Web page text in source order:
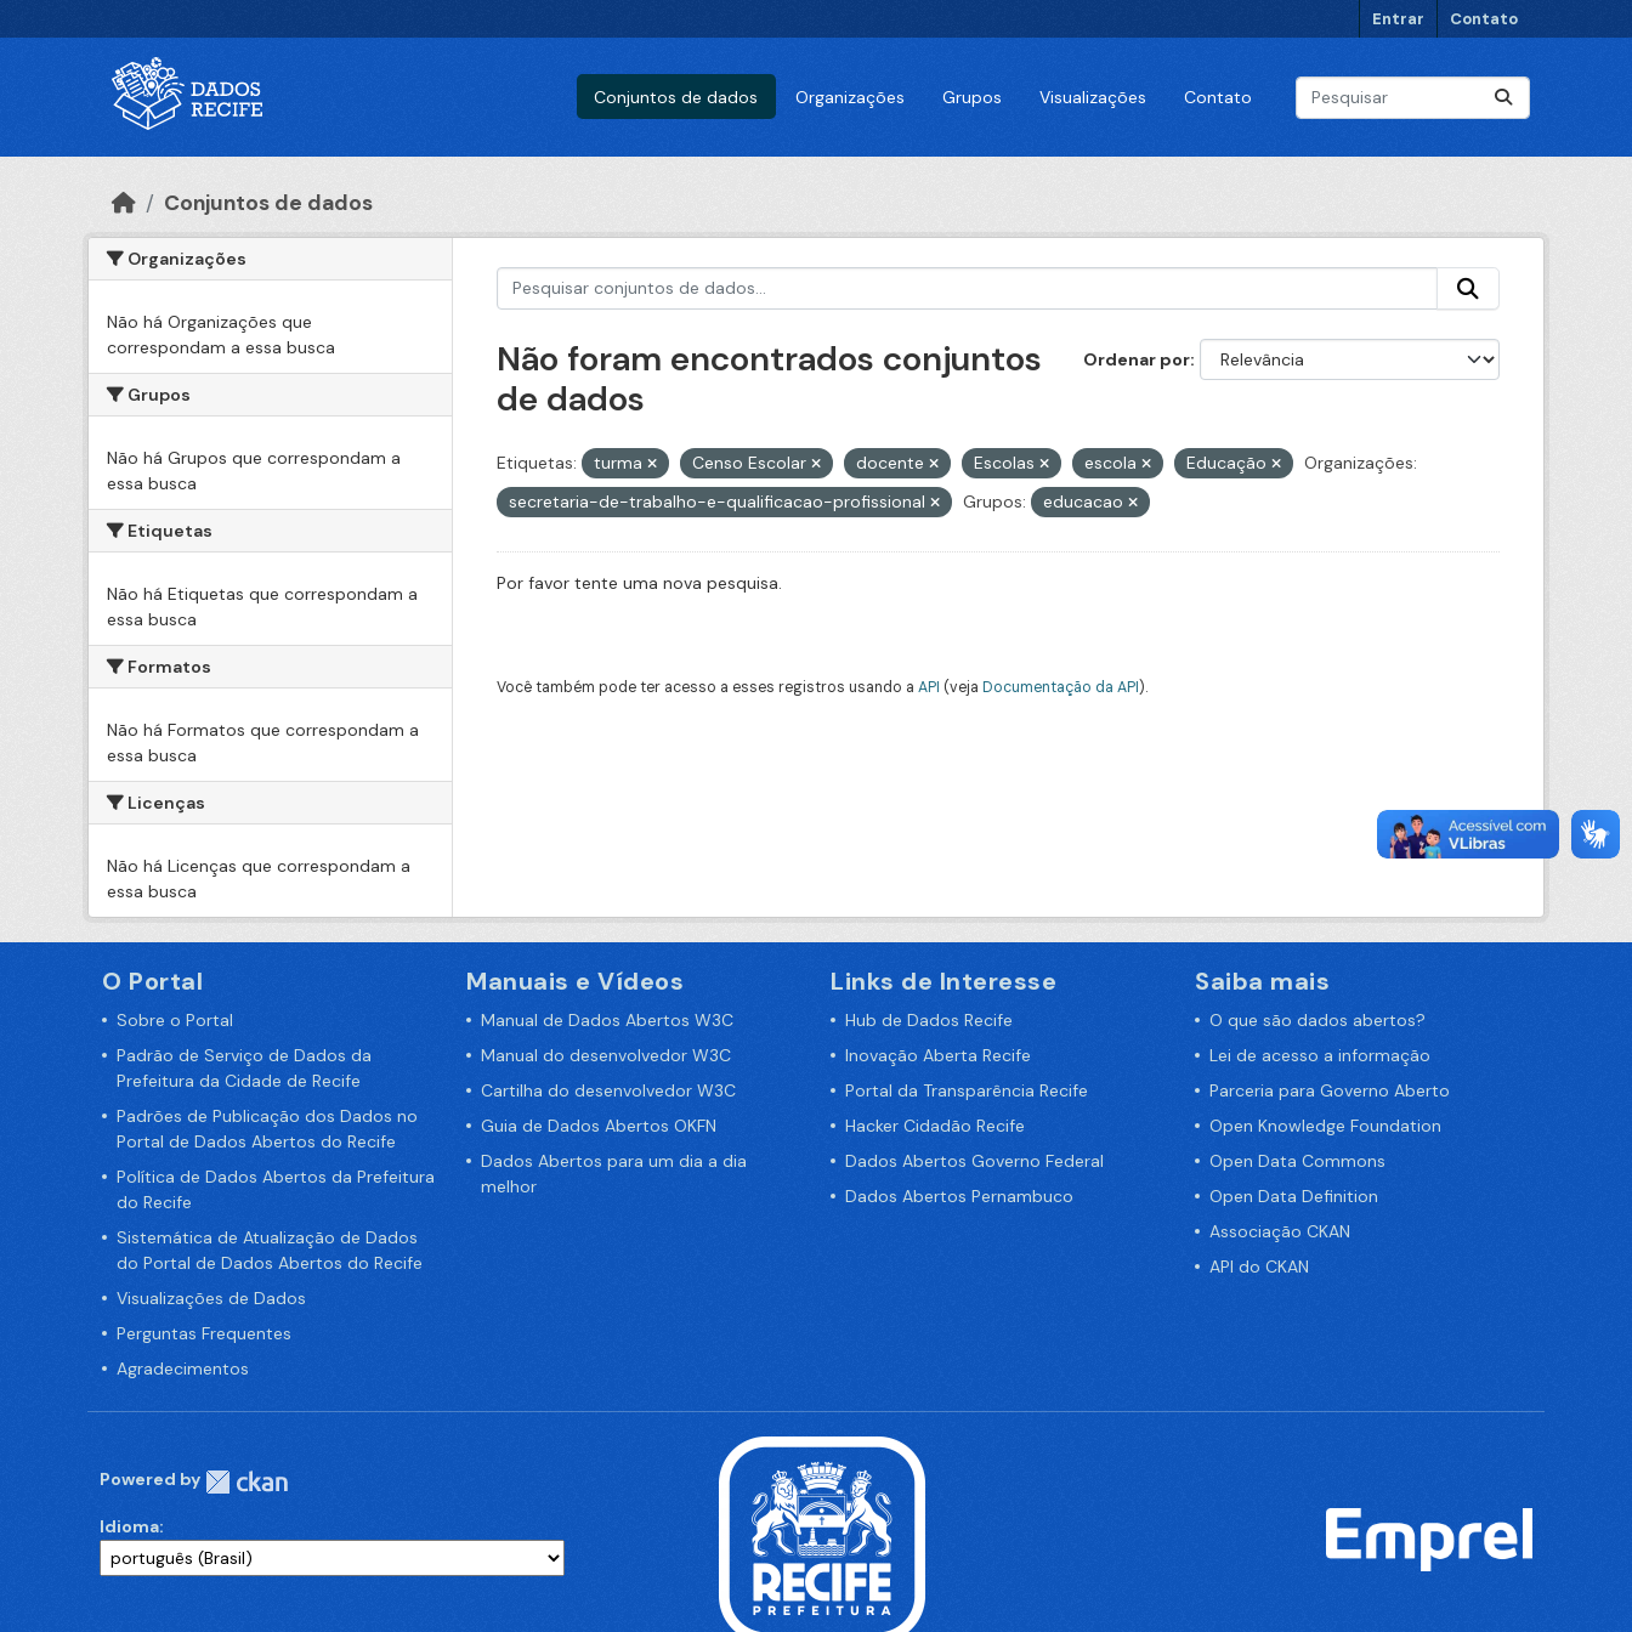
Entrar Contato
Conjuntos de dados Organizações Grupos Visualizações Contato
Conjuntos de dados
Organizações
Não há Organizações que
correspondam a essa busca
Grupos
Não há Grupos que correspondam a
essa busca
Etiquetas
Não há Etiquetas que correspondam a
essa busca
Formatos
Não há Formatos que correspondam a
essa busca
Licenças
Não há Licenças que correspondam a
essa busca
Ordenar por
Não foram encontrados conjuntos
de dados
Etiquetas: turma Censo Escolar docente Escolas escola Educação
Organizações:
secretaria-de-trabalho-e-qualificacao-profissional
Grupos: educacao
Por favor tente uma nova pesquisa.
Você também pode ter acesso a esses registros usando a API (veja Documentação da API).
O Portal
Sobre o Portal
Padrão de Serviço de Dados da
Prefeitura da Cidade de Recife
Padrões de Publicação dos Dados no
Portal de Dados Abertos do Recife
Política de Dados Abertos da Prefeitura
do Recife
Sistemática de Atualização de Dados
do Portal de Dados Abertos do Recife
Visualizações de Dados
Perguntas Frequentes
Agradecimentos
Manuais e Vídeos
Manual de Dados Abertos W3C
Manual do desenvolvedor W3C
Cartilha do desenvolvedor W3C
Guia de Dados Abertos OKFN
Dados Abertos para um dia a dia
melhor
Links de Interesse
Hub de Dados Recife
Inovação Aberta Recife
Portal da Transparência Recife
Hacker Cidadão Recife
Dados Abertos Governo Federal
Dados Abertos Pernambuco
Saiba mais
O que são dados abertos?
Lei de acesso a informação
Parceria para Governo Aberto
Open Knowledge Foundation
Open Data Commons
Open Data Definition
Associação CKAN
API do CKAN
Powered by
Idioma